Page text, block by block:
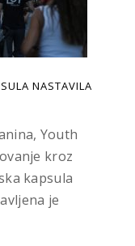
NASTAVILA
Youth
kroz
kapsula
je